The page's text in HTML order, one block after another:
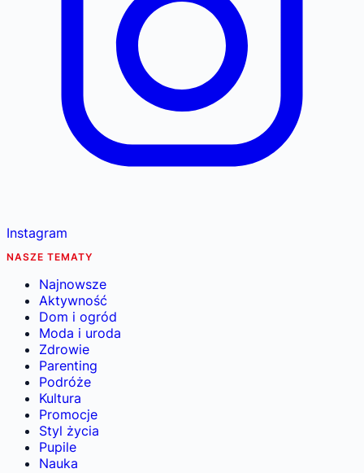
Instagram
NASZE TEMATY
Najnowsze
Aktywność
Dom i ogród
Moda i uroda
Zdrowie
Parenting
Podróże
Kultura
Promocje
Styl życia
Pupile
Nauka